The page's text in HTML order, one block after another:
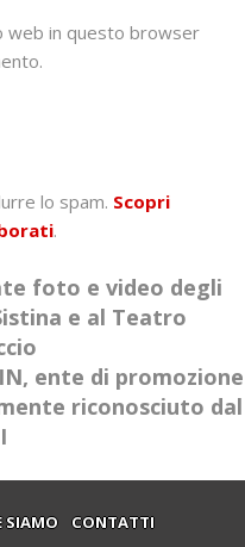
web in questo browser
lo spam. Scopri
.
foto e video degli
e al Teatro
ente di promozione
riconosciuto dal
SIAMO
CONTATTI